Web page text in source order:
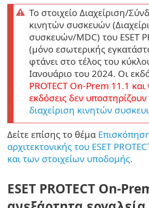
Το στοιχείο Διαχείριση/
κινητών συσκευών
συσκευών/MDC) του ESET
(μόνο εσωτερικής
φτάνει στο τέλος του
Ιανουάριο του 2024. Οι
PROTECT On-Prem 11.1 και
εκδόσεις δεν υποστηρίζουν
διαχείριση κινητών
Δείτε επίσης το θέμα
αρχιτεκτονικής του ESET
και των στοιχείων υποδομής.
ESET PROTECT On-